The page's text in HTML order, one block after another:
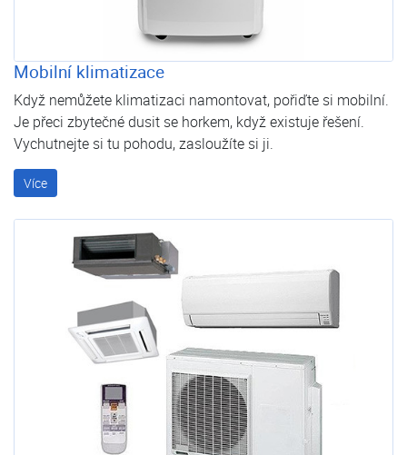
Mobilní klimatizace
Když nemůžete klimatizaci namontovat, pořiďte si mobilní.
Je přeci zbytečné dusit se horkem, když existuje řešení.
Vychutnejte si tu pohodu, zasloužíte si ji.
Více